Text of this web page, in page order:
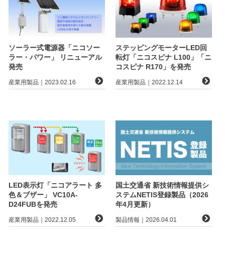
ソーラー式電源器「ニコソー
ラー・パワー」 リニューアル
発売
産業用製品｜2023.02.16
ステッピングモーターLED回
転灯「ニコスピナ L100」「ニ
コスピナ R170」を発売
産業用製品｜2022.12.14
LED表示灯「ニコアラート 多
色＆ブザー」 VC10A-
D24FUBを発売
産業用製品｜2022.12.05
国土交通省 新技術情報提供シ
ステムNETIS登録製品（2026
年4月更新）
製品情報｜2026.04.01